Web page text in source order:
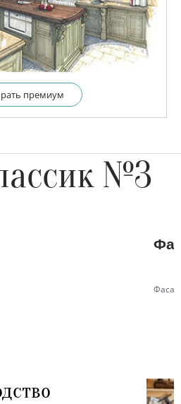
премиум
№3